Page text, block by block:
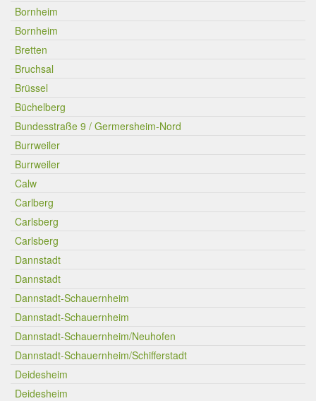
Bornheim
Bornheim
Bretten
Bruchsal
Brüssel
Büchelberg
Bundesstraße 9 / Germersheim-Nord
Burrweiler
Burrweiler
Calw
Carlberg
Carlsberg
Carlsberg
Dannstadt
Dannstadt
Dannstadt-Schauernheim
Dannstadt-Schauernheim
Dannstadt-Schauernheim/Neuhofen
Dannstadt-Schauernheim/Schifferstadt
Deidesheim
Deidesheim